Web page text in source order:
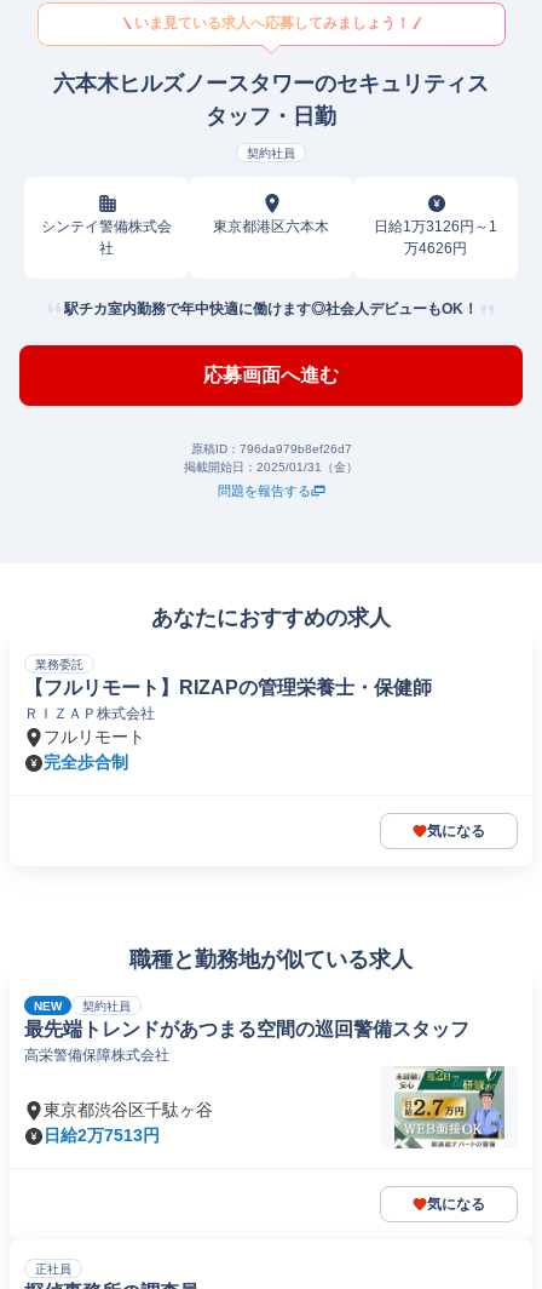
いま見ている求人へ応募してみましょう！
六本木ヒルズノースタワーのセキュリティス
タッフ・日勤
契約社員
シンテイ警備株式会
社
東京都港区六本木
日給1万3126円～1
万4626円
駅チカ室内勤務で年中快適に働けます◎社会人デビューもOK！
応募画面へ進む
原稿ID： 796da979b8ef26d7
掲載開始日： 2025/01/31（金）
問題を報告する
あなたにおすすめの求人
業務委託
【フルリモート】RIZAPの管理栄養士・保健師
ＲＩＺＡＰ株式会社
フルリモート
完全歩合制
気になる
職種と勤務地が似ている求人
NEW 契約社員
最先端トレンドがあつまる空間の巡回警備スタッフ
高栄警備保障株式会社
東京都渋谷区千駄ヶ谷
日給2万7513円
気になる
正社員